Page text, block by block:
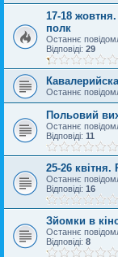
17-18
полк
Останнє
Відповіді: 29
Останнє
Польовий
Останнє
Відповіді: 11
25-26
Останнє
Відповіді: 16
Зйомки в
Останнє
Відповіді: 8